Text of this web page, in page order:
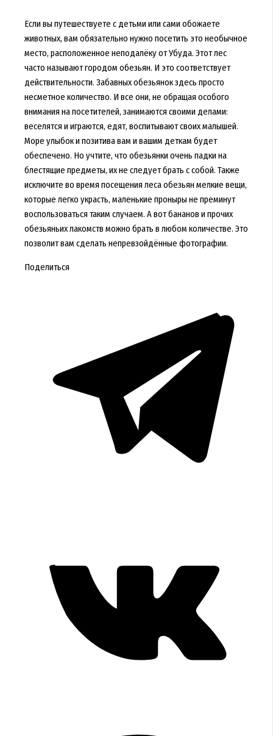
Если вы путешествуете с детьми или сами обожаете
животных, вам обязательно нужно посетить это необычное
место, расположенное неподалёку от Убуда. Этот лес
часто называют городом обезьян. И это соответствует
действительности. Забавных обезьянок здесь просто
несметное количество. И все они, не обращая особого
внимания на посетителей, занимаются своими делами:
веселятся и играются, едят, воспитывают своих малышей.
Море улыбок и позитива вам и вашим деткам будет
обеспечено. Но учтите, что обезьянки очень падки на
блестящие предметы, их не следует брать с собой. Также
исключите во время посещения леса обезьян мелкие вещи,
которые легко украсть, маленькие проныры не преминут
воспользоваться таким случаем. А вот бананов и прочих
обезьяньих лакомств можно брать в любом количестве. Это
позволит вам сделать непревзойдённые фотографии.
Поделиться